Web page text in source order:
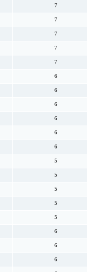
7
7
7
7
7
6
6
6
6
6
6
5
5
5
5
5
6
6
6